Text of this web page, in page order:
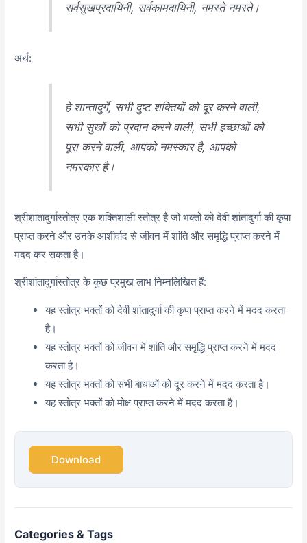
सर्वसुखप्रदायिनी, सर्वकामदायिनी, नमस्ते नमस्ते।
अर्थ:
हे शान्तादुर्गे, सभी दुष्ट शक्तियों को दूर करने वाली,
सभी सुखों को प्रदान करने वाली, सभी इच्छाओं को
पूरा करने वाली, आपको नमस्कार है, आपको
नमस्कार है।
श्रीशांतादुर्गास्तोत्र एक शक्तिशाली स्तोत्र है जो भक्तों को देवी शांतादुर्गा की कृपा
प्राप्त करने और उनके आशीर्वाद से जीवन में शांति और समृद्धि प्राप्त करने में
मदद कर सकता है।
श्रीशांतादुर्गास्तोत्र के कुछ प्रमुख लाभ निम्नलिखित हैं:
यह स्तोत्र भक्तों को देवी शांतादुर्गा की कृपा प्राप्त करने में मदद करता
है।
यह स्तोत्र भक्तों को जीवन में शांति और समृद्धि प्राप्त करने में मदद
करता है।
यह स्तोत्र भक्तों को सभी बाधाओं को दूर करने में मदद करता है।
यह स्तोत्र भक्तों को मोक्ष प्राप्त करने में मदद करता है।
Download
Categories & Tags